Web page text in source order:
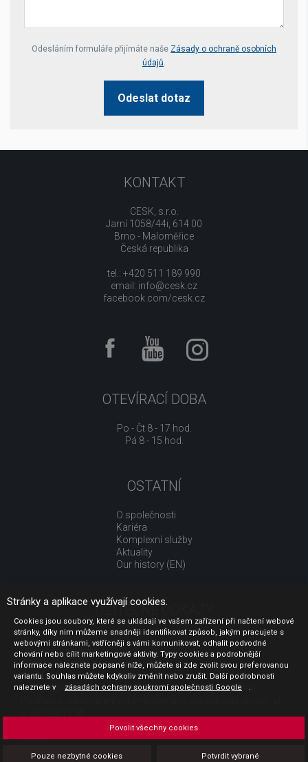
Your website *
Odesláním formuláře přijímáte naše Zásady o ochraně osobních
údajů.
Odeslat dotaz
KONTAKT
CESK, s.r.o.
Jarní 1058/44i, 614 00
Brno - Maloměřice
Česká republika
tel.: +420 511 189 990
email: info@cesk.cz
facebook.com/cesk.cz
OTEVÍRACÍ DOBA
Po - Čt 8 - 17 hod.
Pá 8 - 15 hod.
OSTATNÍ
O společnosti
Kariéra
Komplexní služby
Aktuality
Our history (EN)
UŽITEČNÉ ODKAZY
Jak nakupovat
Obchodní podmínky
GDPR - ochrana osobních údajů
Profil zadavatele
Sdělení před uzavřením kupní smlouvy pro spotřebitele
Platba
Stránky a aplikace využívají cookies.
Cookies jsou soubory, které se ukládají ve vašem zařízení při načtení webové
stránky, díky nim můžeme snadněji identifikovat způsob, jakým pracujete s
webovými stránkami, vstřícněji s vámi komunikovat, odhalit podvodné
chování nebo cílit marketingové aktivity. Typy cookies a podrobnější
informace naleznete popsané níže, můžete si zde zvolit svou preferovanou
variantu. Souhlas můžete kdykoliv změnit nebo zrušit. Další podrobnosti
naleznete v
zásadách ochrany soukromí společnosti Google .
Pouze nezbytné cookies Potvrdit vybrané
Povolit všechny cookies